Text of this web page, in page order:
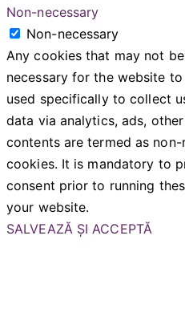
Non-necessary
Non-necessary
Any cookies that may not
necessary for the website
used specifically to collect
data via analytics, ads,
contents are termed as non-
cookies. It is mandatory to
consent prior to running
your website.
SALVEAZĂ ȘI ACCEPTĂ